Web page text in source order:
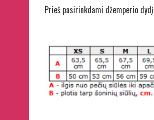
Prieš pasirinkdami džemperio